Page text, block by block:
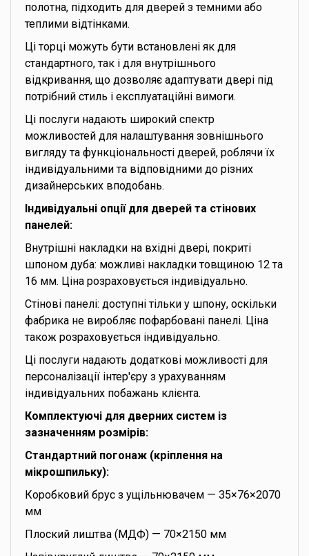
полотна, підходить для дверей з темними або
теплими відтінками.
Ці торці можуть бути встановлені як для
стандартного, так і для внутрішнього
відкривання, що дозволяє адаптувати двері під
потрібний стиль і експлуатаційні вимоги.
Ці послуги надають широкий спектр
можливостей для налаштування зовнішнього
вигляду та функціональності дверей, роблячи їх
індивідуальними та відповідними до різних
дизайнерських вподобань.
Індивідуальні опції для дверей та стінових
панелей:
Внутрішні накладки на вхідні двері, покриті
шпоном дуба: можливі накладки товщиною 12 та
16 мм. Ціна розраховується індивідуально.
Стінові панелі: доступні тільки у шпону, оскільки
фабрика не виробляє пофарбовані панелі. Ціна
також розраховується індивідуально.
Ці послуги надають додаткові можливості для
персоналізації інтер'єру з урахуванням
індивідуальних побажань клієнта.
Комплектуючі для дверних систем із
зазначенням розмірів:
Стандартний погонаж (кріплення на
мікрошпильку):
Коробковий брус з ущільнювачем — 35×76×2070
мм
Плоский лиштва (МДФ) — 70×2150 мм